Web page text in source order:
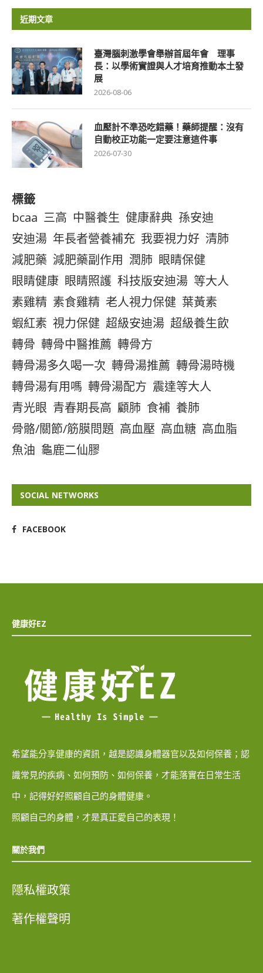
近期文章
臺灣腦刺激學會舉辦首屆年會 理事
長：以學術實證與人才培育推動本土發
展
2026-08-06
血壓計不準恐吃錯藥！藥師提醒：沒有
自動校正功能一定要注意這件事
2026-07-30
標籤
bcaa 三高 中醫養生 健康辭典 孫安迪
安迪湯 年長者營養補充 我要視力好 清肺
減肥藥 減肥藥副作用 潤肺 眼睛保健
眼睛健康 眼睛照護 科技版安迪湯 等大人
素雞精 素食雞精 老人視力保健 葉黃素
蝦紅素 視力保健 超級安迪湯 超級養生飲
轉骨 轉骨中醫推薦 轉骨方
轉骨湯多久喝一次 轉骨湯推薦 轉骨湯時機
轉骨湯有用嗎 轉骨湯配方 震達等大人
青光眼 青春期長高 顧肺 食補 養肺
骨骼/關節/筋膜問題 高血壓 高血糖 高血脂
魚油 龜鹿二仙膠
SOCIAL NETWORKS
FACEBOOK
健康好EZ
希望能分享健康的資訊，越是認識身體器官以及如何保養；認
識常見的疾病、如何預防、如何保養，才能落實在日常生活
中，記得好好照顧自己的身體健康。
照顧自己的身體，才是真正愛自己的表現！
關於我們
隱私權政策
著作權聲明